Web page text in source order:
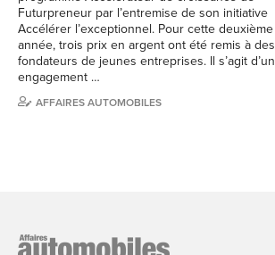
Futurpreneur par l’entremise de son initiative
Accélérer l’exceptionnel. Pour cette deuxième
année, trois prix en argent ont été remis à des
fondateurs de jeunes entreprises. Il s’agit d’un
engagement …
AFFAIRES AUTOMOBILES